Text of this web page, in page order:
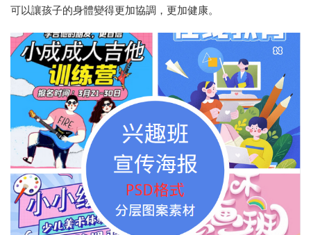
可以讓孩子的身體變得更加協調，更加健康。